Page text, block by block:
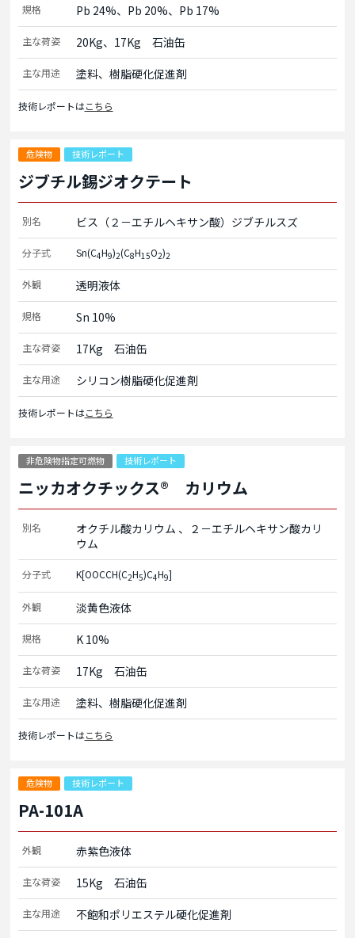
規格 Pb 24%、Pb 20%、Pb 17%
主な荷姿 20Kg、17Kg　石油缶
主な用途 塗料、樹脂硬化促進剤
技術レポートはこちら
危険物 技術レポート
ジブチル錫ジオクテート
別名 ビス（２－エチルヘキサン酸）ジブチルスズ
分子式 Sn(C4H9)2(C8H15O2)2
外観 透明液体
規格 Sn 10%
主な荷姿 17Kg　石油缶
主な用途 シリコン樹脂硬化促進剤
技術レポートはこちら
非危険物指定可燃物 技術レポート
ニッカオクチックス® カリウム
別名 オクチル酸カリウム
２－エチルヘキサン酸カリ
ウム
分子式 K[OOCCH(C2H5)C4H9]
外観 淡黄色液体
規格 K 10%
主な荷姿 17Kg　石油缶
主な用途 塗料、樹脂硬化促進剤
技術レポートはこちら
危険物 技術レポート
PA-101A
外観 赤紫色液体
主な荷姿 15Kg　石油缶
主な用途 不飽和ポリエステル硬化促進剤